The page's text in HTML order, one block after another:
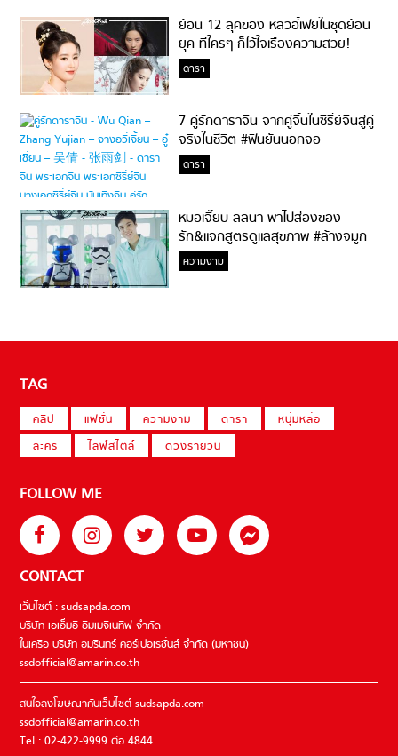
ย้อน 12 ลุคของ หลิวอี้เฟยในชุดย้อน
ยุค ที่ใครๆ ก็ไว้ใจเรื่องความสวย!
ดารา
7 คู่รักดาราจีน จากคู่จิ้นในซีรี่ย์จีนสู่คู่
จริงในชีวิต #ฟินยันนอกจอ
ดารา
หมอเจี๊ยบ-ลลนา พาไปส่องของ
รัก&แจกสูตรดูแลสุขภาพ #ล้างจมูก
ไม่ยากจะสอนให้
ความงาม
TAG
คลิป แฟชั่น ความงาม ดารา
หนุ่มหล่อ
ละคร
ไลฟ์สไตล์ ดวงรายวัน
FOLLOW ME
CONTACT
เว็บไซต์ : sudsapda.com
บริษัท เอเอ็มอี อิมเมจิเนทีฟ จำกัด
ในเครือ บริษัท อมรินทร์ คอร์เปอเรชั่นส์ จำกัด (มหาชน)
ssdofficial@amarin.co.th
สนใจลงโฆษณากับเว็บไซต์ sudsapda.com
ssdofficial@amarin.co.th
Tel : 02-422-9999 ต่อ 4844